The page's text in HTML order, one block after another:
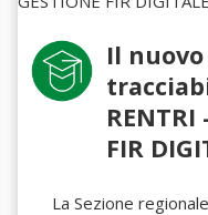
Il
RENTRI
FIR
La Sezione